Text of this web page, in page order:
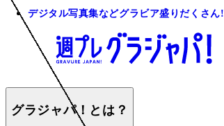
デジタル写真集などグラビア盛りだくさん!
グラジャパ！とは？